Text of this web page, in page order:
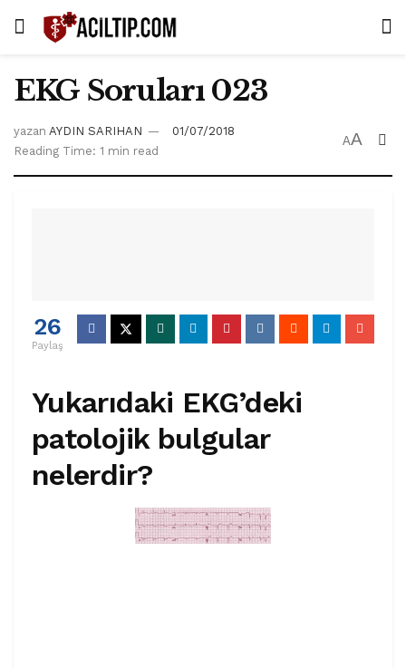
EKG Soruları 023
yazan AYDIN SARIHAN
01/07/2018
Reading Time: 1 min read
AA
26
Paylaş
Yukarıdaki EKG’deki
patolojik bulgular
nelerdir?